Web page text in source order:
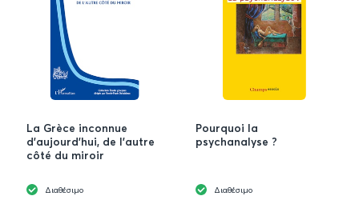
La Grèce inconnue
d'aujourd'hui, de l'autre
côté du miroir
Διαθέσιμο
Pourquoi la
psychanalyse ?
Διαθέσιμο